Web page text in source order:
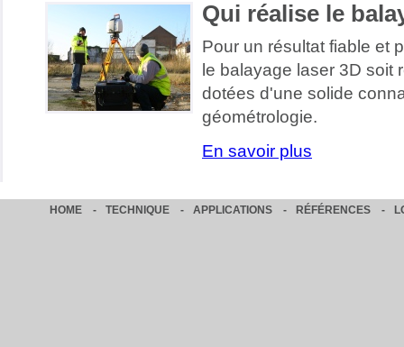
Qui réalise le
Pour un résultat fiable et
le balayage laser 3D soit
dotées d'une solide
géométrologie.
En savoir plus
HOME - TECHNIQUE - APPLICATIONS - RÉFÉRENCES -